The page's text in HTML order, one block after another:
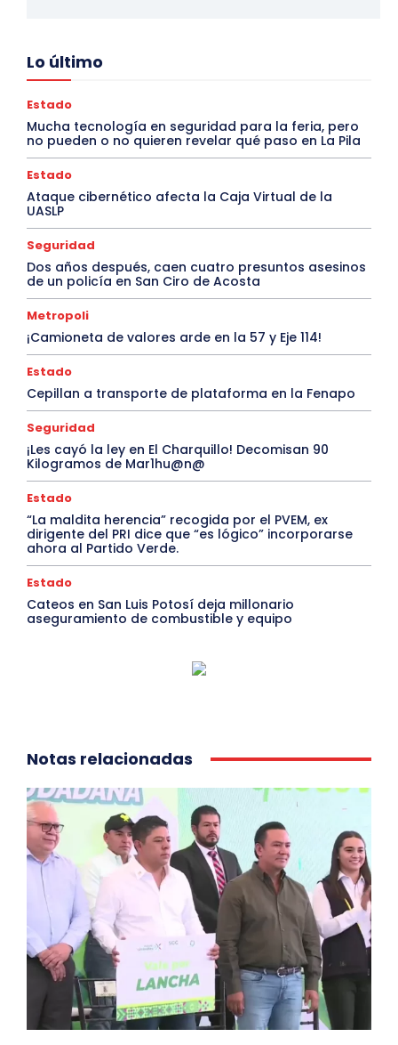
Lo último
Estado
Mucha tecnología en seguridad para la feria, pero
no pueden o no quieren revelar qué paso en La Pila
Estado
Ataque cibernético afecta la Caja Virtual de la
UASLP
Seguridad
Dos años después, caen cuatro presuntos asesinos
de un policía en San Ciro de Acosta
Metropoli
¡Camioneta de valores arde en la 57 y Eje 114!
Estado
Cepillan a transporte de plataforma en la Fenapo
Seguridad
¡Les cayó la ley en El Charquillo! Decomisan 90
Kilogramos de Mar1hu@n@
Estado
“La maldita herencia” recogida por el PVEM, ex
dirigente del PRI dice que “es lógico” incorporarse
ahora al Partido Verde.
Estado
Cateos en San Luis Potosí deja millonario
aseguramiento de combustible y equipo
Notas relacionadas